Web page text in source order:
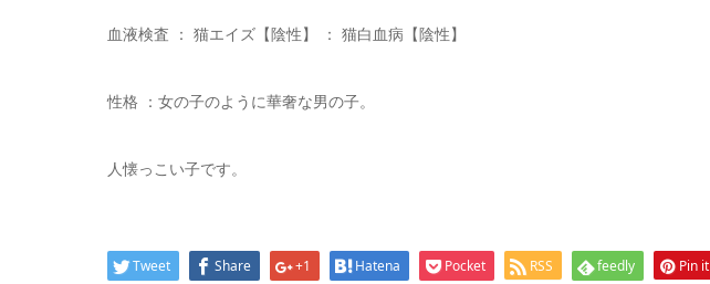
血液検査 ： 猫エイズ【陰性】 ： 猫白血病【陰性】
性格 ：女の子のように華奢な男の子。
人懐っこい子です。
Tweet Share +1 Hatena Pocket RSS feedly Pin it